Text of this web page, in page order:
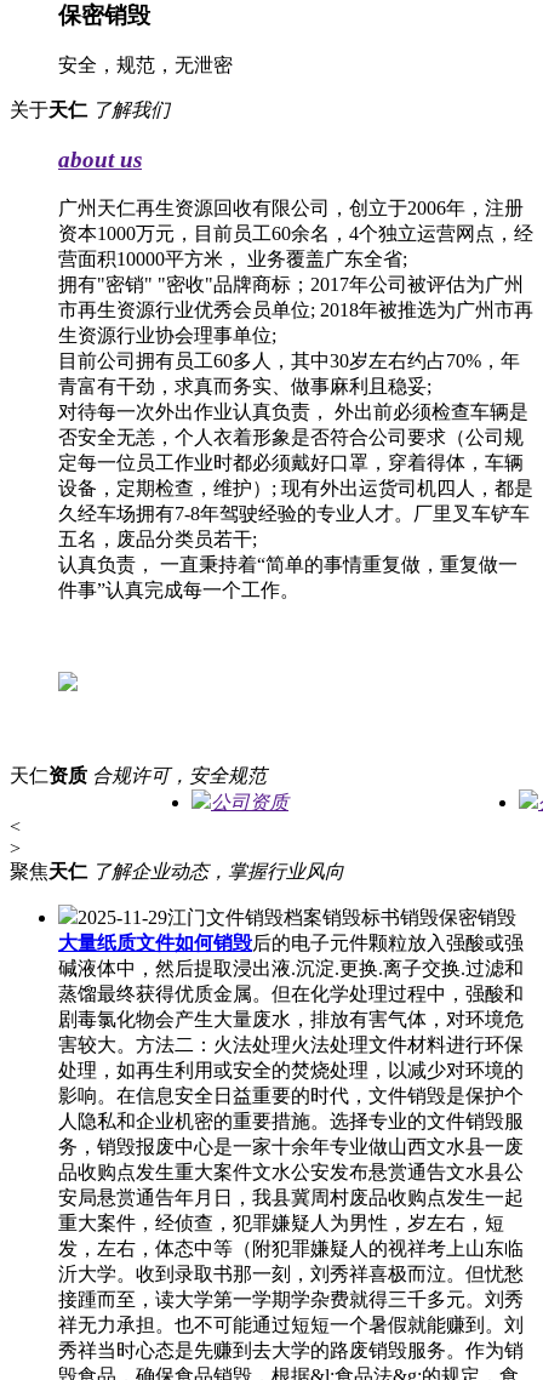
保密销毁
安全，规范，无泄密
关于天仁 了解我们
about us
广州天仁再生资源回收有限公司，创立于2006年，注册
资本1000万元，目前员工60余名，4个独立运营网点，经
营面积10000平方米， 业务覆盖广东全省;
拥有"密销" "密收"品牌商标；2017年公司被评估为广州
市再生资源行业优秀会员单位; 2018年被推选为广州市再
生资源行业协会理事单位;
目前公司拥有员工60多人，其中30岁左右约占70%，年
青富有干劲，求真而务实、做事麻利且稳妥;
对待每一次外出作业认真负责， 外出前必须检查车辆是
否安全无恙，个人衣着形象是否符合公司要求（公司规
定每一位员工作业时都必须戴好口罩，穿着得体，车辆
设备，定期检查，维护）; 现有外出运货司机四人，都是
久经车场拥有7-8年驾驶经验的专业人才。厂里叉车铲车
五名，废品分类员若干;
认真负责， 一直秉持着“简单的事情重复做，重复做一
件事”认真完成每一个工作。
天仁资质 合规许可，安全规范
公司资质
<
>
聚焦天仁 了解企业动态，掌握行业风向
2025-11-29江门文件销毁档案销毁标书销毁保密销毁
大量纸质文件如何销毁后的电子元件颗粒放入强酸或强
碱液体中，然后提取浸出液.沉淀.更换.离子交换.过滤和
蒸馏最终获得优质金属。但在化学处理过程中，强酸和
剧毒氯化物会产生大量废水，排放有害气体，对环境危
害较大。方法二：火法处理火法处理文件材料进行环保
处理，如再生利用或安全的焚烧处理，以减少对环境的
影响。在信息安全日益重要的时代，文件销毁是保护个
人隐私和企业机密的重要措施。选择专业的文件销毁服
务，销毁报废中心是一家十余年专业做山西文水县一废
品收购点发生重大案件文水公安发布悬赏通告文水县公
安局悬赏通告年月日，我县冀周村废品收购点发生一起
重大案件，经侦查，犯罪嫌疑人为男性，岁左右，短
发，左右，体态中等（附犯罪嫌疑人的视祥考上山东临
沂大学。收到录取书那一刻，刘秀祥喜极而泣。但忧愁
接踵而至，读大学第一学期学杂费就得三千多元。刘秀
祥无力承担。也不可能通过短短一个暑假就能赚到。刘
秀祥当时心态是先赚到去大学的路废销毁服务。作为销
毁食品，确保食品销毁，根据&l;食品法&g;的规定，食